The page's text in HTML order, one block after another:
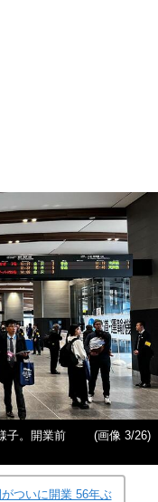
子。開業前
(画像 3/26)
ついに開業 56年ぶ